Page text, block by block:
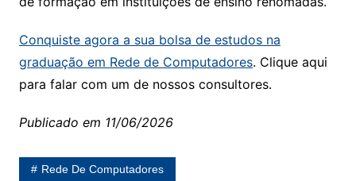
Conquiste agora a sua bolsa de estudos na
graduação em Rede de Computadores. Clique aqui
para falar com um de nossos consultores.
Publicado em 11/06/2026
Rede De Computadores